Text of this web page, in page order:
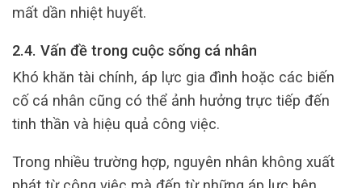
mất dần nhiệt huyết.
2.4. Vấn đề trong cuộc sống cá nhân
Khó khăn tài chính, áp lực gia đình hoặc các biến
cố cá nhân cũng có thể ảnh hưởng trực tiếp đến
tinh thần và hiệu quả công việc.
Trong nhiều trường hợp, nguyên nhân không xuất